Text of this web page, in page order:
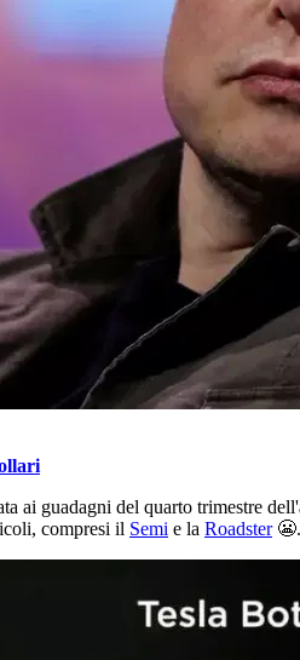
ai guadagni del quarto trimestre
compresi il Semi e la Roadster😬.